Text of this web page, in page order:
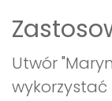
Utwór